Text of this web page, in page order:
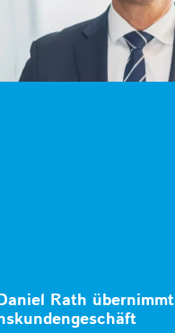
Rath übernimmt